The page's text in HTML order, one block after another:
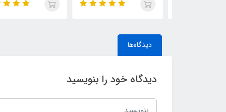
دیدگاه‌ها
دیدگاه خود را بنویسید